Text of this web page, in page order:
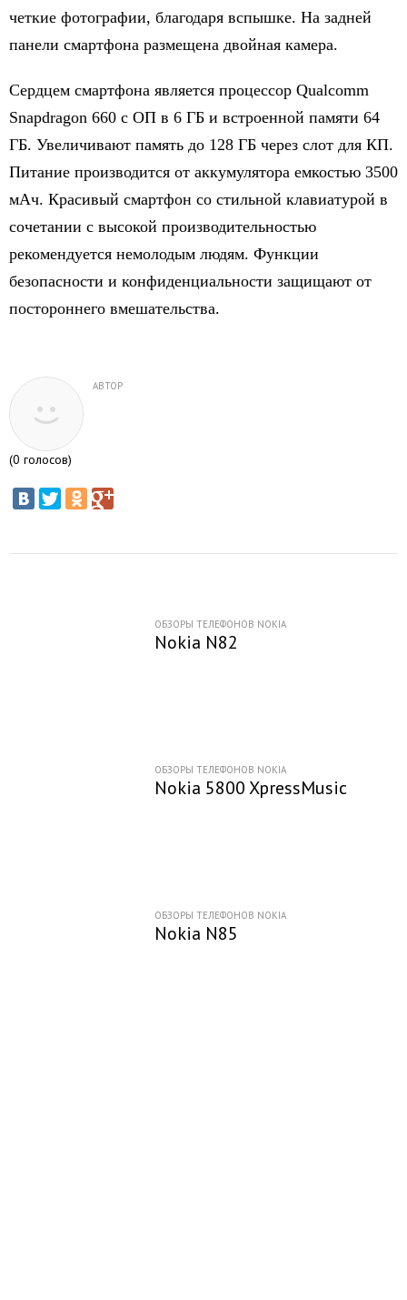
четкие фотографии, благодаря вспышке. На задней
панели смартфона размещена двойная камера.
Сердцем смартфона является процессор Qualcomm
Snapdragon 660 с ОП в 6 ГБ и встроенной памяти 64
ГБ. Увеличивают память до 128 ГБ через слот для КП.
Питание производится от аккумулятора емкостью 3500
мАч. Красивый смартфон со стильной клавиатурой в
сочетании с высокой производительностью
рекомендуется немолодым людям. Функции
безопасности и конфиденциальности защищают от
постороннего вмешательства.
АВТОР
(0 голосов)
ОБЗОРЫ ТЕЛЕФОНОВ NOKIA
Nokia N82
ОБЗОРЫ ТЕЛЕФОНОВ NOKIA
Nokia 5800 XpressMusic
ОБЗОРЫ ТЕЛЕФОНОВ NOKIA
Nokia N85